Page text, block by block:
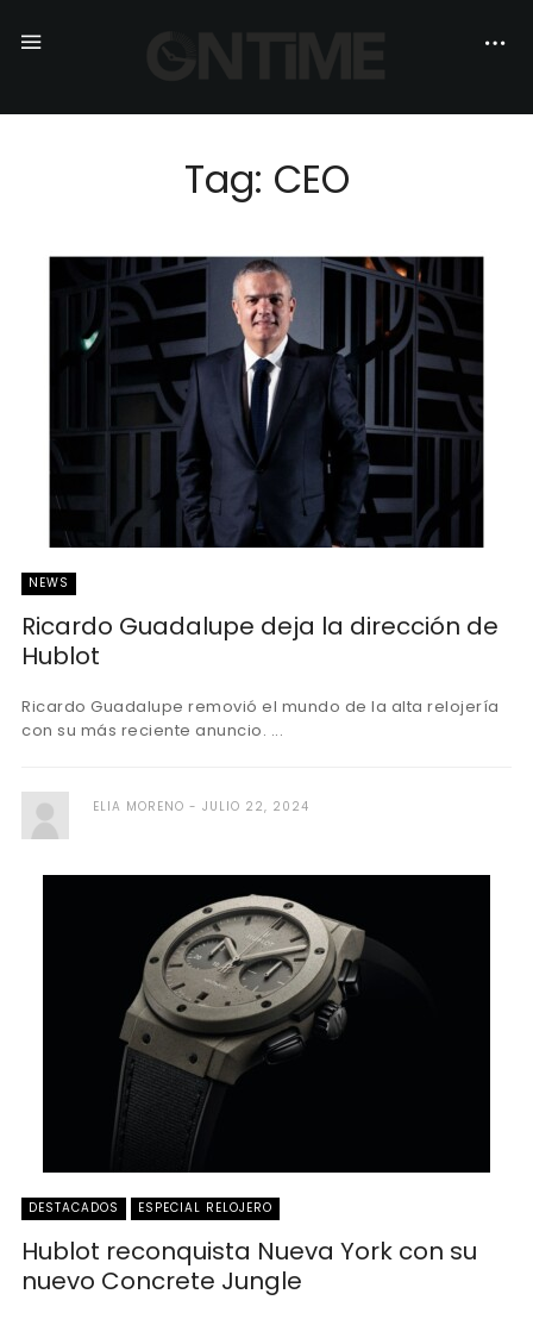
Tag: CEO
NEWS
Ricardo Guadalupe deja la dirección de
Hublot
Ricardo Guadalupe removió el mundo de la alta relojería
con su más reciente anuncio. ...
ELIA MORENO JULIO 22, 2024
DESTACADOS ESPECIAL RELOJERO
Hublot reconquista Nueva York con su
nuevo Concrete Jungle